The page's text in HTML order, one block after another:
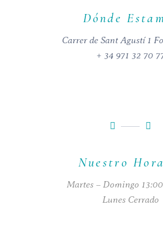
Dónde
Carrer de Sant Agustí 1
+ 34 971 32 70
Nuestro
Martes – Domingo
Lunes Cerrado